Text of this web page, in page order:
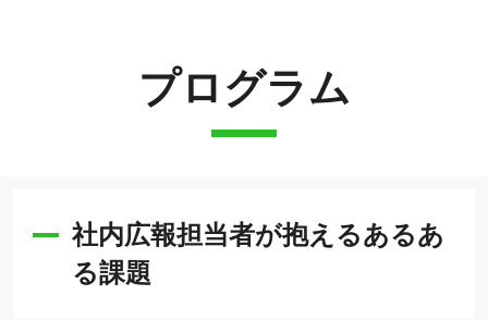
プログラム
社内広報担当者が抱えるあるあ
る課題